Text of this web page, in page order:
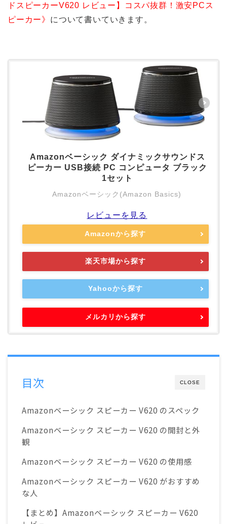
ドスピーカーV620 レビュー】コスパ抜群！激安PCス
ピーカー》 について書いていきます。
Amazonベーシック ダイナミックサウンドス
ピーカー USB接続 PC コンピュータ ブラック
1セット
Amazonベーシック(Amazon Basics)
レビューを見る
Amazonから探す
楽天市場から探す
Yahooから探す
メルカリから探す
CLOSE
目次
Amazonベーシック スピーカー V620 のスペック
Amazonベーシック スピーカー V620 の開封と外
観
Amazonベーシック スピーカー V620 の使用感
Amazonベーシック スピーカー V620 がおすすめ
な人
【まとめ】Amazonベーシック スピーカー V620